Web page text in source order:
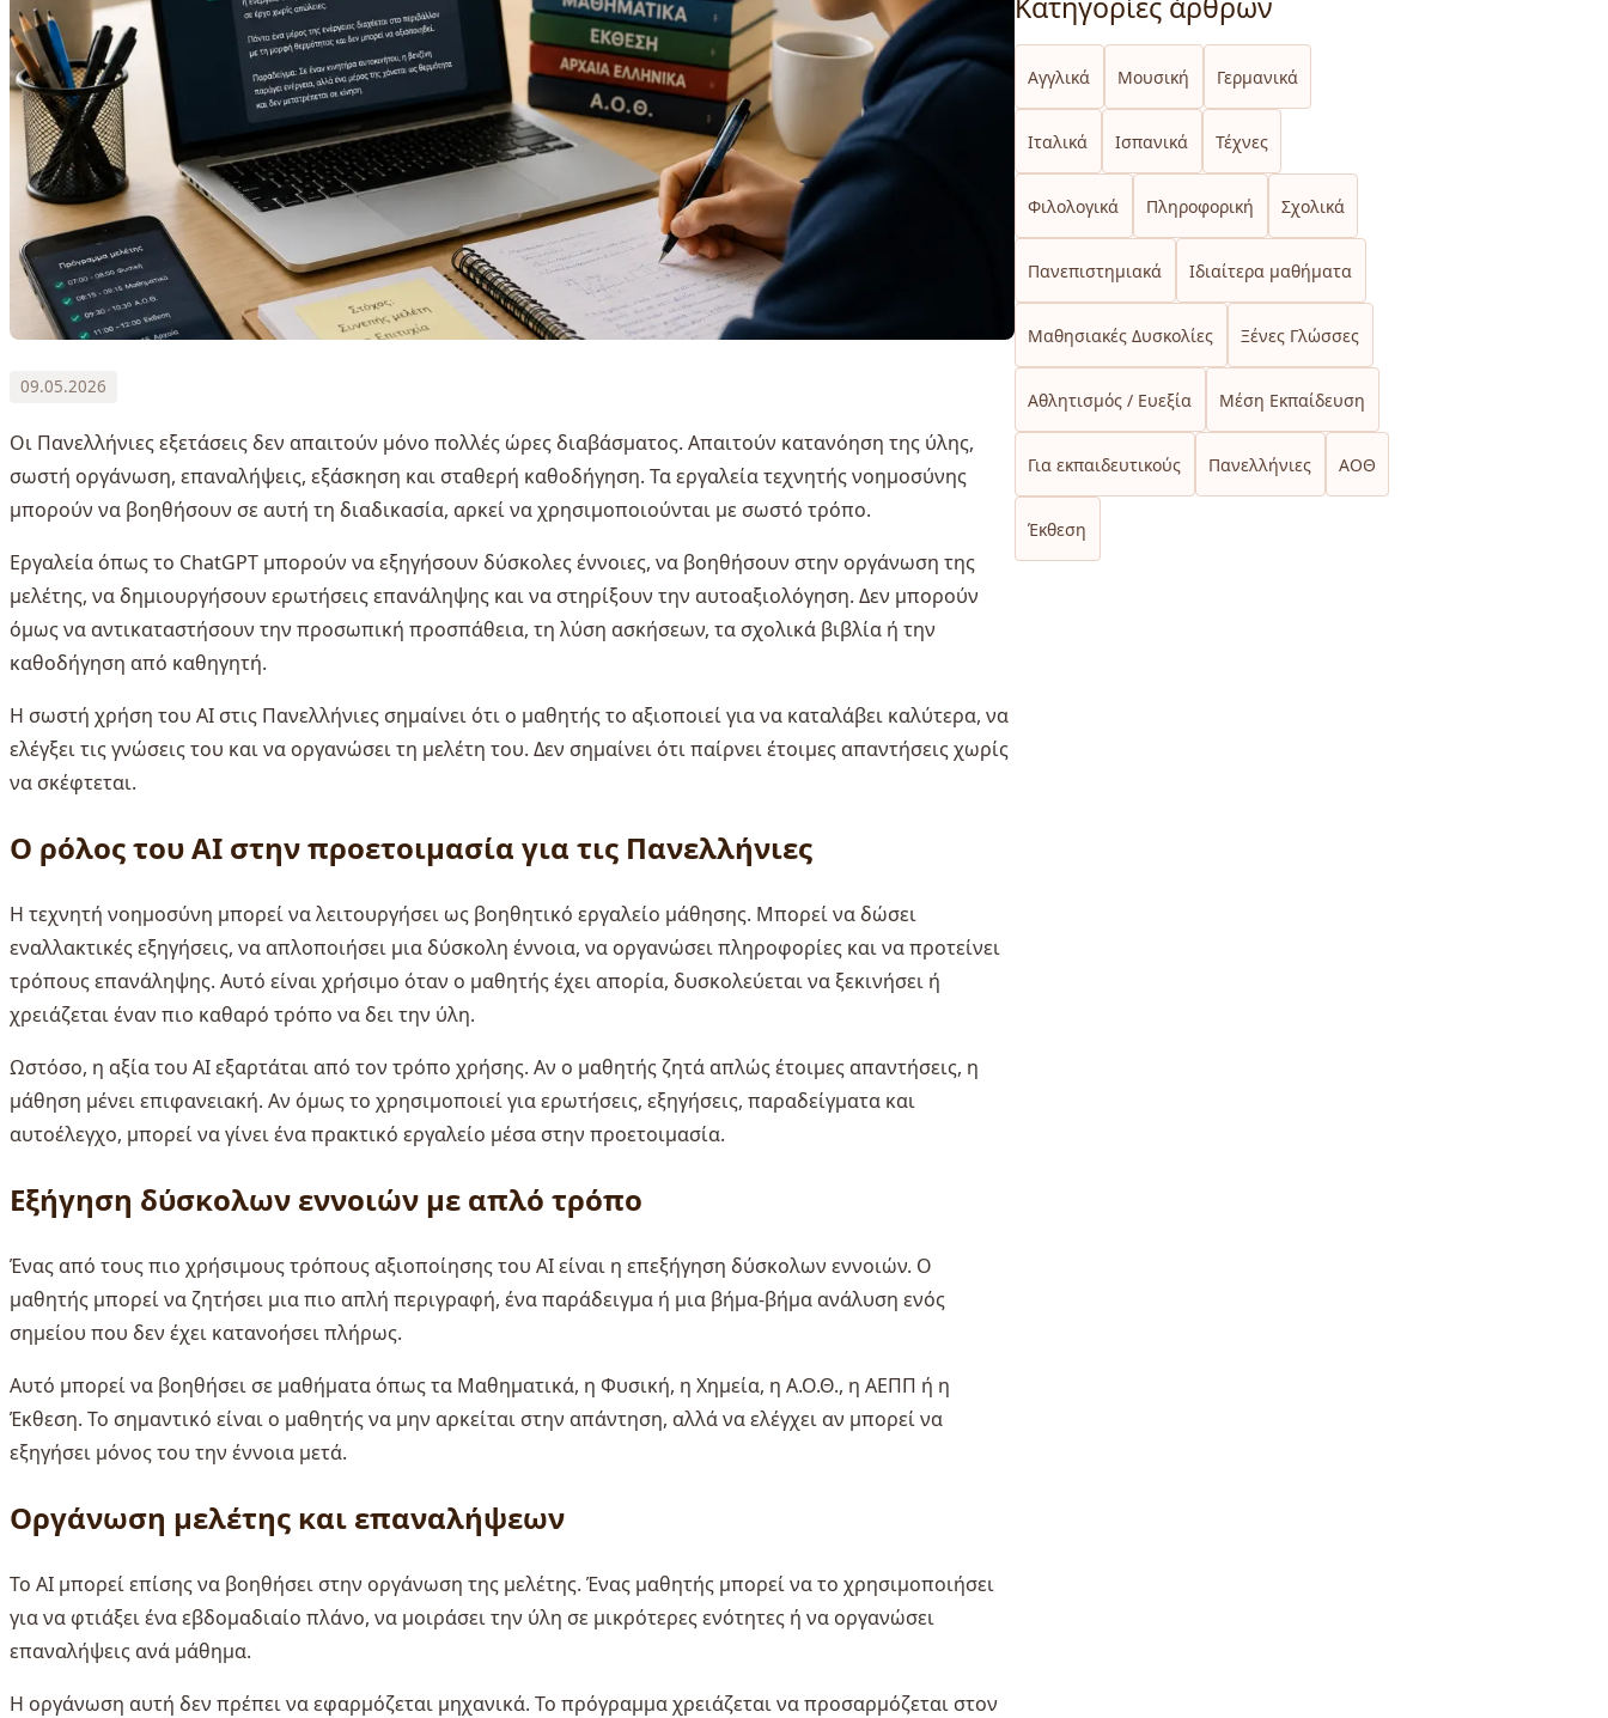
09.05.2026
Οι Πανελλήνιες εξετάσεις δεν απαιτούν μόνο πολλές ώρες διαβάσματος. Απαιτούν κατανόηση της ύλης,
σωστή οργάνωση, επαναλήψεις, εξάσκηση και σταθερή καθοδήγηση. Τα εργαλεία τεχνητής νοημοσύνης
μπορούν να βοηθήσουν σε αυτή τη διαδικασία, αρκεί να χρησιμοποιούνται με σωστό τρόπο.
Εργαλεία όπως το ChatGPT μπορούν να εξηγήσουν δύσκολες έννοιες, να βοηθήσουν στην οργάνωση της
μελέτης, να δημιουργήσουν ερωτήσεις επανάληψης και να στηρίξουν την αυτοαξιολόγηση. Δεν μπορούν
όμως να αντικαταστήσουν την προσωπική προσπάθεια, τη λύση ασκήσεων, τα σχολικά βιβλία ή την
καθοδήγηση από καθηγητή.
Η σωστή χρήση του AI στις Πανελλήνιες σημαίνει ότι ο μαθητής το αξιοποιεί για να καταλάβει καλύτερα, να
ελέγξει τις γνώσεις του και να οργανώσει τη μελέτη του. Δεν σημαίνει ότι παίρνει έτοιμες απαντήσεις χωρίς
να σκέφτεται.
Ο ρόλος του AI στην προετοιμασία για τις Πανελλήνιες
Η τεχνητή νοημοσύνη μπορεί να λειτουργήσει ως βοηθητικό εργαλείο μάθησης. Μπορεί να δώσει
εναλλακτικές εξηγήσεις, να απλοποιήσει μια δύσκολη έννοια, να οργανώσει πληροφορίες και να προτείνει
τρόπους επανάληψης. Αυτό είναι χρήσιμο όταν ο μαθητής έχει απορία, δυσκολεύεται να ξεκινήσει ή
χρειάζεται έναν πιο καθαρό τρόπο να δει την ύλη.
Ωστόσο, η αξία του AI εξαρτάται από τον τρόπο χρήσης. Αν ο μαθητής ζητά απλώς έτοιμες απαντήσεις, η
μάθηση μένει επιφανειακή. Αν όμως το χρησιμοποιεί για ερωτήσεις, εξηγήσεις, παραδείγματα και
αυτοέλεγχο, μπορεί να γίνει ένα πρακτικό εργαλείο μέσα στην προετοιμασία.
Εξήγηση δύσκολων εννοιών με απλό τρόπο
Ένας από τους πιο χρήσιμους τρόπους αξιοποίησης του AI είναι η επεξήγηση δύσκολων εννοιών. Ο
μαθητής μπορεί να ζητήσει μια πιο απλή περιγραφή, ένα παράδειγμα ή μια βήμα-βήμα ανάλυση ενός
σημείου που δεν έχει κατανοήσει πλήρως.
Αυτό μπορεί να βοηθήσει σε μαθήματα όπως τα Μαθηματικά, η Φυσική, η Χημεία, η Α.Ο.Θ., η ΑΕΠΠ ή η
Έκθεση. Το σημαντικό είναι ο μαθητής να μην αρκείται στην απάντηση, αλλά να ελέγχει αν μπορεί να
εξηγήσει μόνος του την έννοια μετά.
Οργάνωση μελέτης και επαναλήψεων
Το AI μπορεί επίσης να βοηθήσει στην οργάνωση της μελέτης. Ένας μαθητής μπορεί να το χρησιμοποιήσει
για να φτιάξει ένα εβδομαδιαίο πλάνο, να μοιράσει την ύλη σε μικρότερες ενότητες ή να οργανώσει
επαναλήψεις ανά μάθημα.
Η οργάνωση αυτή δεν πρέπει να εφαρμόζεται μηχανικά. Το πρόγραμμα χρειάζεται να προσαρμόζεται στον
Αγγλικά Μουσική Γερμανικά
Ιταλικά Ισπανικά Τέχνες
Φιλολογικά Πληροφορική Σχολικά
Πανεπιστημιακά Ιδιαίτερα μαθήματα
Μαθησιακές Δυσκολίες Ξένες Γλώσσες
Αθλητισμός / Ευεξία Μέση Εκπαίδευση
Για εκπαιδευτικούς Πανελλήνιες ΑΟΘ
Έκθεση